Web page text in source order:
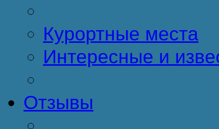
Курортные места
Интересные и
Отзывы